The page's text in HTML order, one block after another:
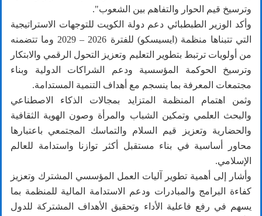
وترسيخ قيم الحوار والتفاهم بين الشعوب".
وأكد الوزير الطبطبائي دعم دولة الكويت للتوجهات الاستراتيجية
التي تتبناها منظمة (ايسيسكو) للفترة 2026 – 2029 وما تتضمنه
من أولويات ترتبط بتطوير التعليم وتعزيز التحول الرقمي والابتكار
وترسيخ الحوكمة المؤسسية ودعم الشراكات الدولية وبناء
مجتمعات المعرفة بما ينسجم مع أهداف التنمية المستدامة.
وثمن اهتمام المنظمة المتزايد بمجالات الذكاء الاصطناعي
والبحث العلمي وتمكين الشباب والمرأة وصون الهوية الثقافية
والحضارية وتعزيز قيم السلام والتماسك المجتمعي باعتبارها
محاور أساسية في بناء مستقبل أكثر توازنا واستدامة للعالم
الإسلامي.
وأشار إلى أهمية تطوير آليات العمل المؤسسي المشترك وتعزيز
كفاءة البرامج والمبادرات ودعم الاستدامة المالية للمنظمة بما
يسهم في رفع فاعلية الأداء وتحقيق الأهداف المشتركة للدول